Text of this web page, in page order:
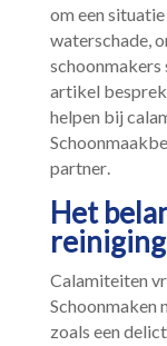
om een
waterschade,
schoonmakers
artikel
helpen bij
partner.​
Het
Calamiteiten
Schoonmaken
zoals een